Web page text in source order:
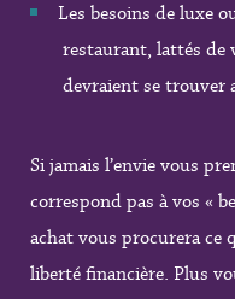
Les besoins de luxe
restaurant, lattés de
devraient se trouver
Si jamais l’envie vous
correspond pas à vos «
achat vous procurera ce
liberté financière. Plus